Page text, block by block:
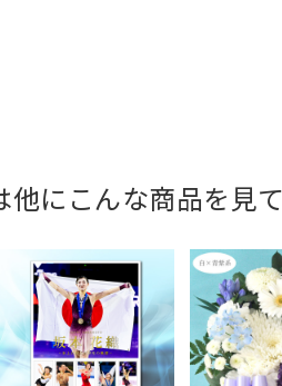
にこんな商品を見て